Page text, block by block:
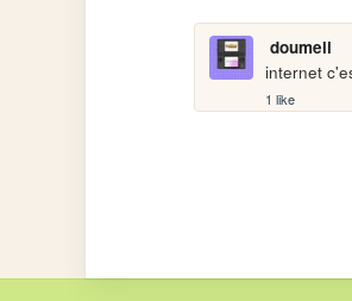
doumeli
internet
1 like